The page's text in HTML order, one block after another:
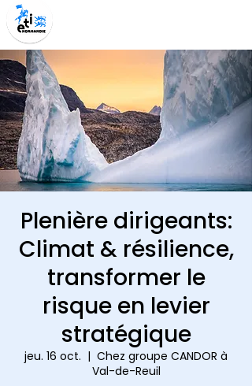
Plenière dirigeants:
Climat & résilience,
transformer le
risque en levier
stratégique
jeu. 16 oct.
  |
Chez groupe CANDOR à
Val-de-Reuil